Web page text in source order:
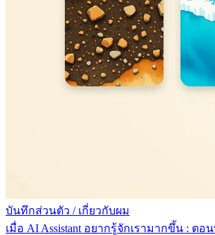
บันทึกส่วนตัว / เกี่ยวกับผม
เมื่อ AI Assistant อยากรู้จักเรามากขึ้น : ตอ